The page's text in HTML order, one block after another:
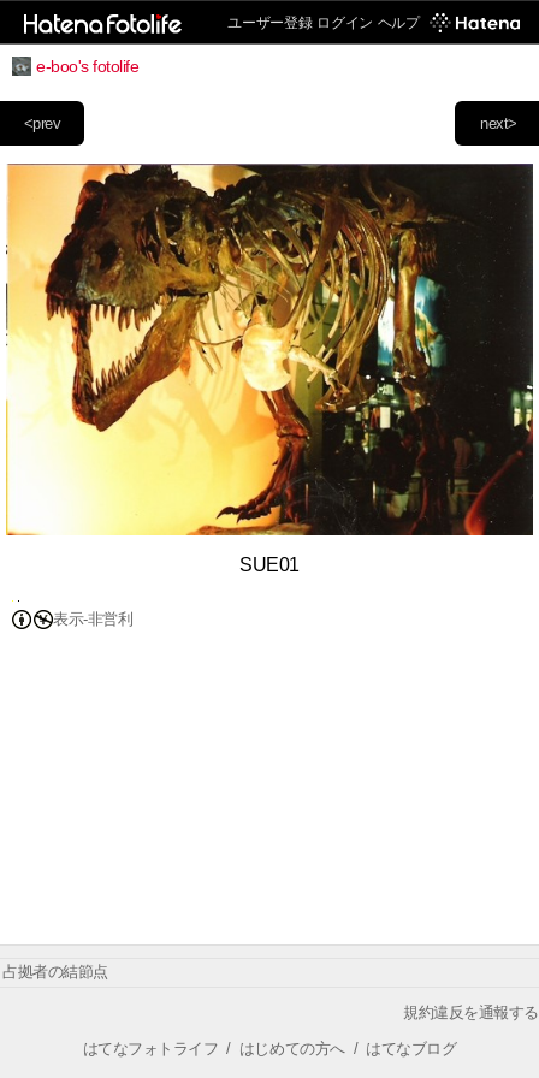
ユーザー登録 ログイン ヘルプ
e-boo's fotolife
next>
<prev
SUE01
表示-非営利
占拠者の結節点
規約違反を通報する
はてなフォトライフ / はじめての方へ/ はてなブログ